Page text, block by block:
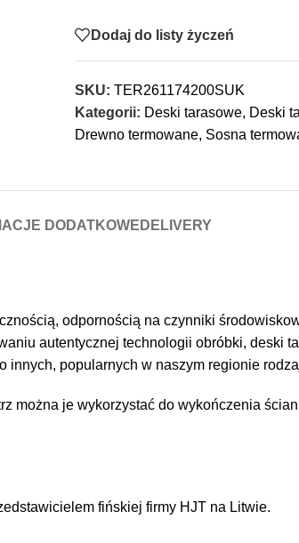
Dodaj do listy życzeń
SKU: TER261174200SUK
Kategorii: Deski tarasowe, Deski
Drewno termowane, Sosna
DODATKOWE DELIVERY
odpornością na czynniki
autentycznej technologii obróbki, deski
popularnych w naszym regionie
je wykorzystać do wykończenia
fińskiej firmy HJT na Litwie.